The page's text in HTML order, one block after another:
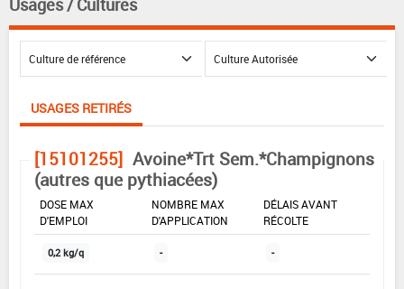
Usages / Cultures
USAGES RETIRÉS
[15101255] Avoine*Trt Sem.*Champignons
(autres que pythiacées)
DOSE MAX
D'EMPLOI
NOMBRE MAX
D'APPLICATION
DÉLAIS AVANT
RÉCOLTE
0,2 kg/q - -